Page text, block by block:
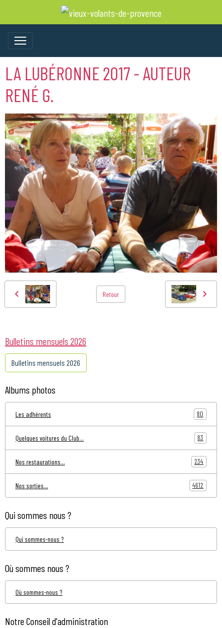
LA LUBÉRONNE 2017 - AUTEUR
RENÉ G.
Retour
Bulletins mensuels 2026
Bulletins mensuels 2026
Albums photos
Les adhérents 80
Quelques voitures du Club... 83
Nos restaurations... 234
Nos sorties... 4612
Qui sommes nous ?
Qui sommes-nous ?
Où sommes nous ?
Où sommes-nous ?
Notre Conseil d'administration